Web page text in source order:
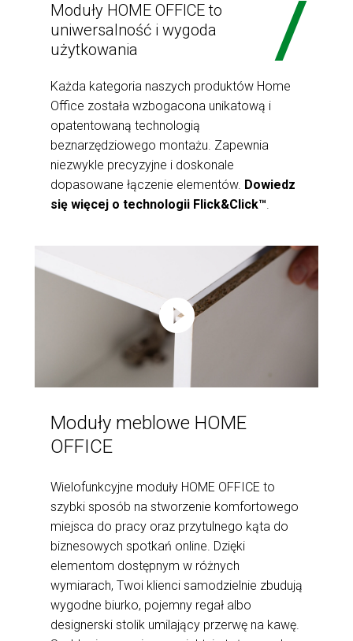
Moduły HOME OFFICE to
uniwersalność i wygoda
użytkowania
Każda kategoria naszych produktów Home
Office została wzbogacona unikatową i
opatentowaną technologią
beznarzędziowego montażu. Zapewnia
niezwykle precyzyjne i doskonale
dopasowane łączenie elementów. Dowiedz
się więcej o technologii Flick&Click™.
Moduły meblowe HOME
OFFICE
Wielofunkcyjne moduły HOME OFFICE to
szybki sposób na stworzenie komfortowego
miejsca do pracy oraz przytulnego kąta do
biznesowych spotkań online. Dzięki
elementom dostępnym w różnych
wymiarach, Twoi klienci samodzielnie zbudują
wygodne biurko, pojemny regał albo
designerski stolik umilający przerwę na kawę.